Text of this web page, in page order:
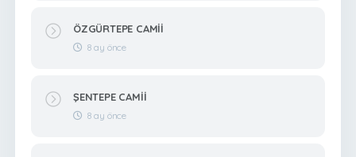
ÖZGÜRTEPE CAMİİ
8 ay önce
ŞENTEPE CAMİİ
8 ay önce